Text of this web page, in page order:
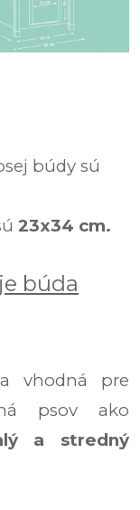
búdy sú
23x34 cm.
búda
vhodná pre
psov ako
a stredný